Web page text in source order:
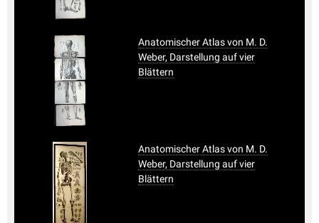
Anatomischer Atlas von M. D.
Weber, Darstellung auf vier
Blättern
Anatomischer Atlas von M. D.
Weber, Darstellung auf vier
Blättern